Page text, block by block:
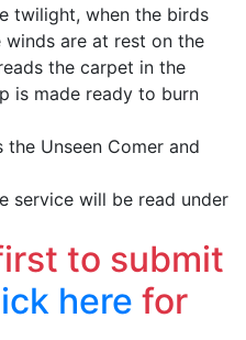
twilight, when the birds
winds are at rest on the
the carpet in the
is made ready to burn
Unseen Comer and
service will be read under
to submit
here for